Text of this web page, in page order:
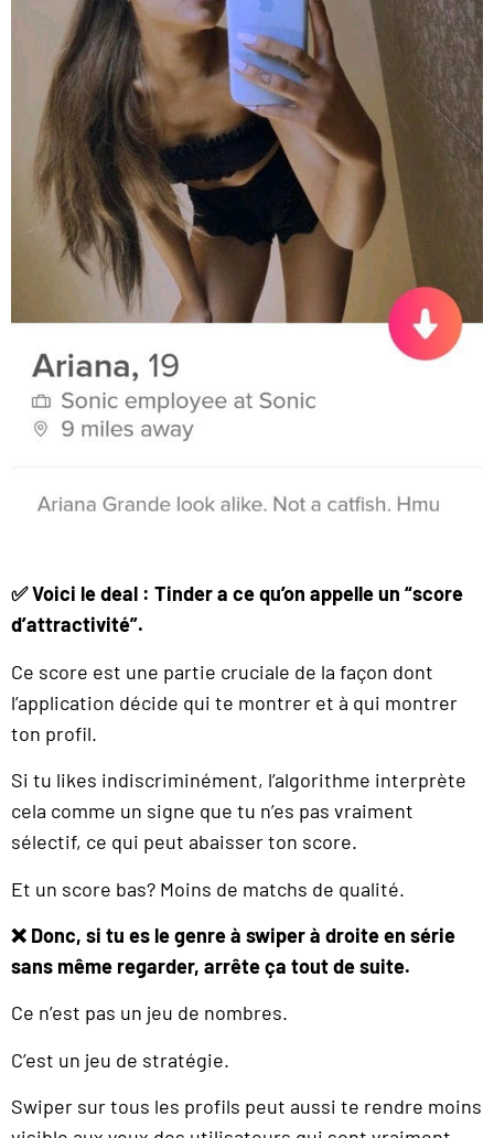
✅ Voici le deal : Tinder a ce qu’on appelle un “score
d’attractivité”.
Ce score est une partie cruciale de la façon dont
l’application décide qui te montrer et à qui montrer
ton profil.
Si tu likes indiscriminément, l’algorithme interprète
cela comme un signe que tu n’es pas vraiment
sélectif, ce qui peut abaisser ton score.
Et un score bas? Moins de matchs de qualité.
❌ Donc, si tu es le genre à swiper à droite en série
sans même regarder, arrête ça tout de suite.
Ce n’est pas un jeu de nombres.
C’est un jeu de stratégie.
Swiper sur tous les profils peut aussi te rendre moins